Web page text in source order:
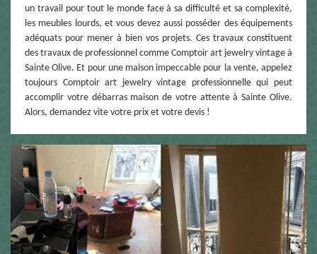
un travail pour tout le monde face à sa difficulté et sa complexité,
les meubles lourds, et vous devez aussi posséder des équipements
adéquats pour mener à bien vos projets. Ces travaux constituent
des travaux de professionnel comme Comptoir art jewelry vintage à
Sainte Olive. Et pour une maison impeccable pour la vente, appelez
toujours Comptoir art jewelry vintage professionnelle qui peut
accomplir votre débarras maison de votre attente à Sainte Olive.
Alors, demandez vite votre prix et votre devis !